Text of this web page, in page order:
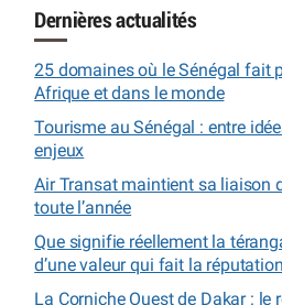
Dernières actualités
25 domaines où le Sénégal fait
Afrique et dans le monde
Tourisme au Sénégal : entre
enjeux
Air Transat maintient sa liaison
toute l’année
Que signifie réellement la
d’une valeur qui fait la
La Corniche Ouest de Dakar : le